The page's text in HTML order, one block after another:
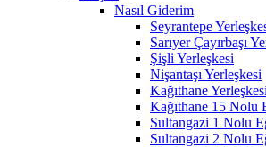
Nasıl Giderim
Seyrantepe
Sarıyer Çayırbaşı
Şişli Yerleşkesi
Nişantaşı Yerleşkesi
Kağıthane
Kağıthane 15 Nolu
Sultangazi 1 Nolu
Sultangazi 2 Nolu